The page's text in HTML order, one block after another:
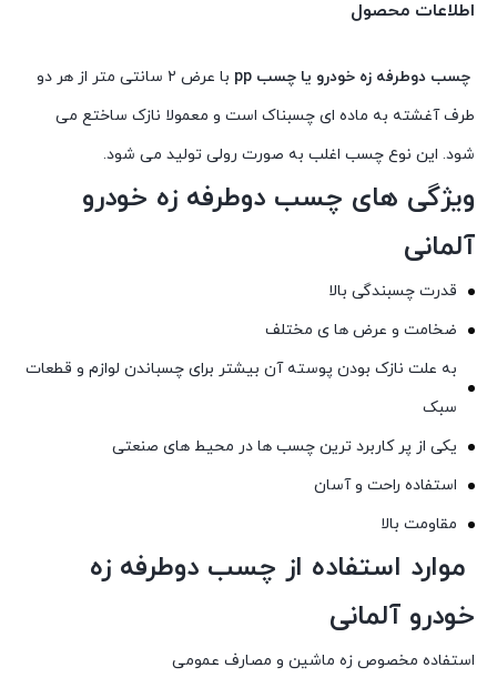
اطلاعات محصول
چسب دوطرفه زه خودرو یا چسب pp
با عرض ۲ سانتی متر از هر دو
طرف آغشته به ماده ای چسبناک است و معمولا نازک ساختع می
شود. این نوع چسب اغلب به صورت رولی تولید می شود.
ویژگی های چسب دوطرفه زه خودرو
آلمانی
قدرت چسبندگی بالا
ضخامت و عرض ها ی مختلف
به علت نازک بودن پوسته آن بیشتر برای چسباندن لوازم و قطعات
سبک
یکی از پر کاربرد ترین چسب ها در محیط های صنعتی
استفاده راحت و آسان
مقاومت بالا
موارد استفاده از چسب دوطرفه زه
خودرو آلمانی
استفاده مخصوص زه ماشین و مصارف عمومی